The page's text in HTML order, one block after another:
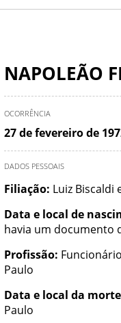
NAPOLEÃO
OCORRÊNCIA
27 de fevereiro de
DADOS PESSOAIS
Filiação: Luiz Biscaldi
Data e local de
havia um documento
Profissão:
Paulo
Data e local da
Paulo